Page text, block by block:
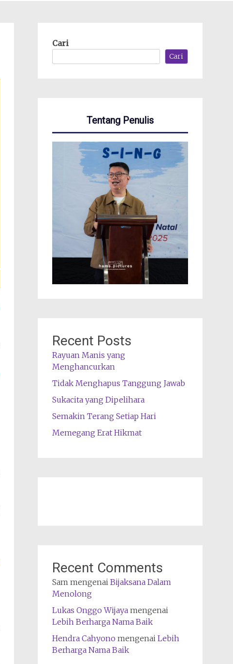
Cari
Cari
Tentang Penulis
Recent Posts
Rayuan Manis yang
Menghancurkan
Tidak Menghapus Tanggung Jawab
Sukacita yang Dipelihara
Semakin Terang Setiap Hari
Memegang Erat Hikmat
Recent Comments
Sam mengenai Bijaksana Dalam
Menolong
Lukas Onggo Wijayamengenai
Lebih Berharga Nama Baik
Hendra Cahyono mengenai Lebih
Berharga Nama Baik